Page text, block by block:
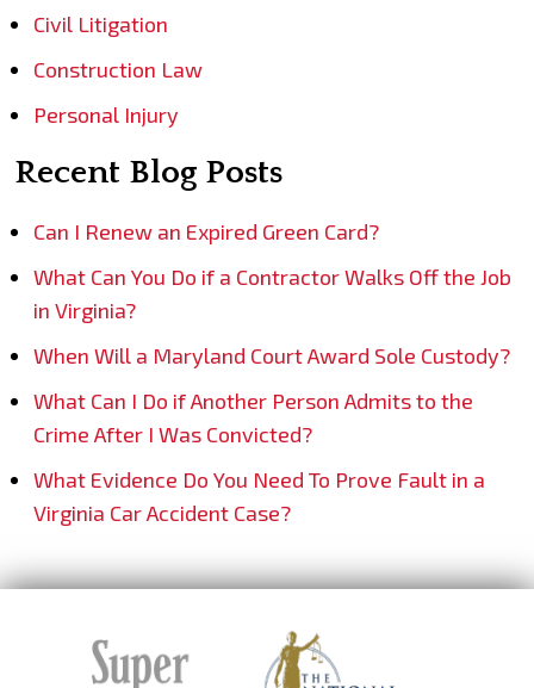
Civil Litigation
Construction Law
Personal Injury
Recent Blog Posts
Can I Renew an Expired Green Card?
What Can You Do if a Contractor Walks Off the Job
in Virginia?
When Will a Maryland Court Award Sole Custody?
What Can I Do if Another Person Admits to the
Crime After I Was Convicted?
What Evidence Do You Need To Prove Fault in a
Virginia Car Accident Case?